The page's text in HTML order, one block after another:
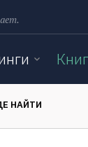
НАЙТИ